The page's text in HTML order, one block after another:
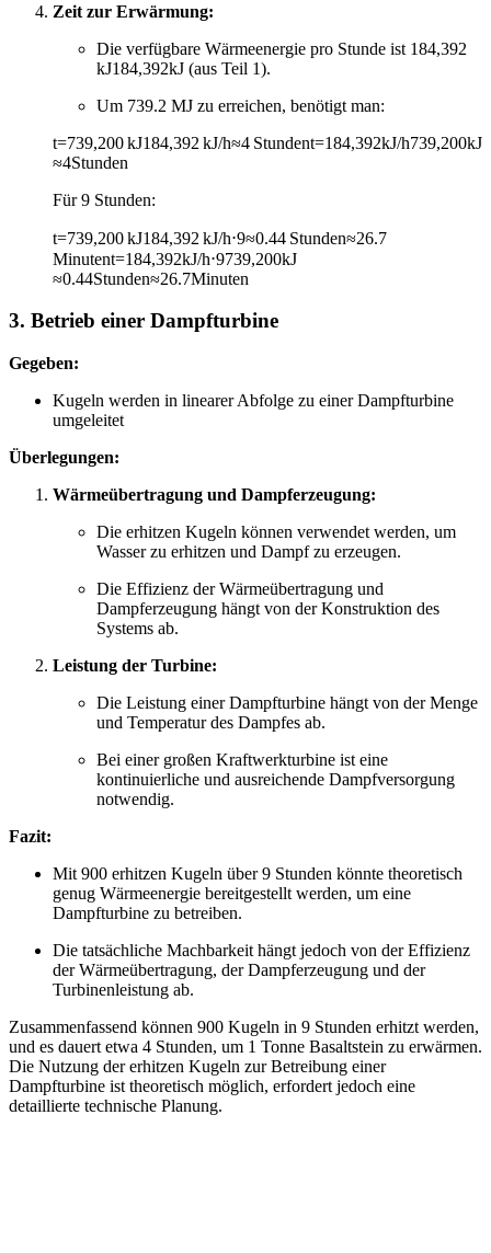
Zeit zur Erwärmung:
Die verfügbare Wärmeenergie pro Stunde ist 184,392
kJ184,392kJ (aus Teil 1).
Um 739.2 MJ zu erreichen, benötigt man:
t=739,200 kJ184,392 kJ/h≈4 Stundent=184,392kJ/h739,200kJ
≈4Stunden
Für 9 Stunden:
t=739,200 kJ184,392 kJ/h⋅9≈0.44 Stunden≈26.7
Minutent=184,392kJ/h⋅9739,200kJ
≈0.44Stunden≈26.7Minuten
3. Betrieb einer Dampfturbine
Gegeben:
Kugeln werden in linearer Abfolge zu einer Dampfturbine
umgeleitet
Überlegungen:
Wärmeübertragung und Dampferzeugung:
Die erhitzen Kugeln können verwendet werden, um
Wasser zu erhitzen und Dampf zu erzeugen.
Die Effizienz der Wärmeübertragung und
Dampferzeugung hängt von der Konstruktion des
Systems ab.
Leistung der Turbine:
Die Leistung einer Dampfturbine hängt von der Menge
und Temperatur des Dampfes ab.
Bei einer großen Kraftwerkturbine ist eine
kontinuierliche und ausreichende Dampfversorgung
notwendig.
Fazit:
Mit 900 erhitzen Kugeln über 9 Stunden könnte theoretisch
genug Wärmeenergie bereitgestellt werden, um eine
Dampfturbine zu betreiben.
Die tatsächliche Machbarkeit hängt jedoch von der Effizienz
der Wärmeübertragung, der Dampferzeugung und der
Turbinenleistung ab.
Zusammenfassend können 900 Kugeln in 9 Stunden erhitzt werden,
und es dauert etwa 4 Stunden, um 1 Tonne Basaltstein zu erwärmen.
Die Nutzung der erhitzen Kugeln zur Betreibung einer
Dampfturbine ist theoretisch möglich, erfordert jedoch eine
detaillierte technische Planung.